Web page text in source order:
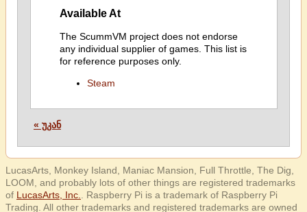
Available At
The ScummVM project does not endorse
any individual supplier of games. This list is
for reference purposes only.
Steam
« უკან
LucasArts, Monkey Island, Maniac Mansion, Full Throttle, The Dig,
LOOM, and probably lots of other things are registered trademarks
of LucasArts, Inc.
. Raspberry Pi is a trademark of Raspberry Pi
Trading. All other trademarks and registered trademarks are owned